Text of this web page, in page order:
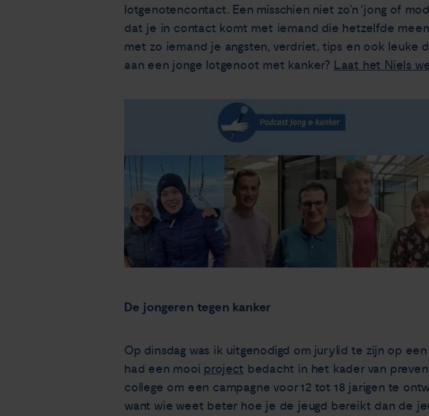
lotgenotencontact. Een misschien niet zo’n ‘jong of
dat je in contact komt met iemand die hetzelfde
met zo iemand je angsten, verdriet, tips en ook leuke
aan een jonge lotgenoot met kanker? Laat het Niels
De jongeren tegen kanker
Op dinsdag was ik uitgenodigd om jurylid te zijn op
had een mooi project bedacht in het kader van
college om een campagne voor 12 tot 18 jarigen te
want wie weet beter hoe je de jeugd bereikt dan de